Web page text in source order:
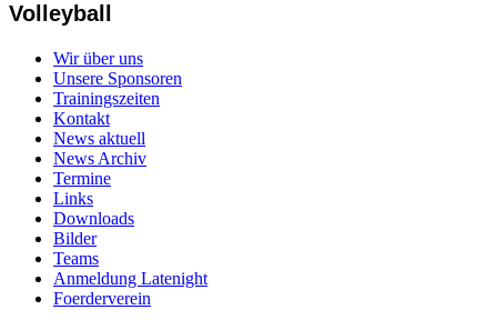
Volleyball
Wir über uns
Unsere Sponsoren
Trainingszeiten
Kontakt
News aktuell
News Archiv
Termine
Links
Downloads
Bilder
Teams
Anmeldung Latenight
Foerderverein